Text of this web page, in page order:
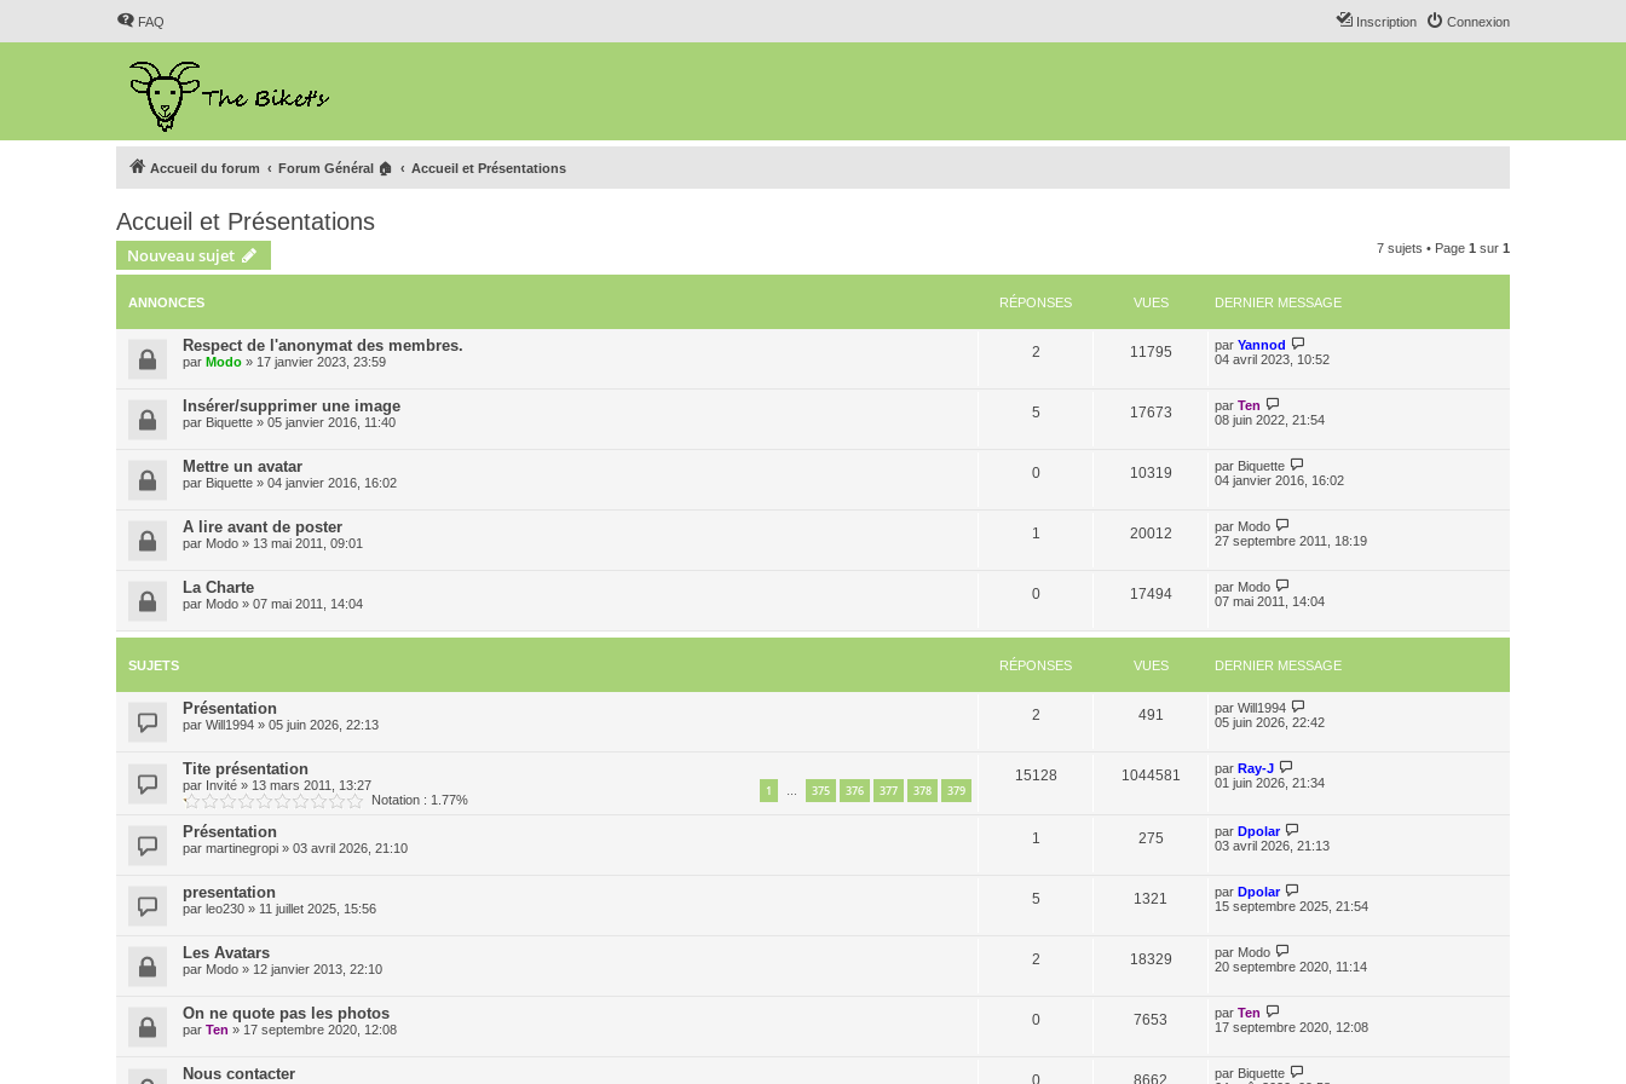
FAQ Connexion
Inscription
Accueil du forum Forum Général 🏠 Accueil et Présentations
Accueil et Présentations
Nouveau sujet 7 sujets • Page 1 sur 1
ANNONCES RÉPONSES VUES DERNIER MESSAGE
Respect de l'anonymat des membres.
par Modo » 17 janvier 2023, 23:59
2 11795 par Yannod
04 avril 2023, 10:52
Insérer/supprimer une image
par Biquette » 05 janvier 2016, 11:40
5 17673 par Ten
08 juin 2022, 21:54
Mettre un avatar
par Biquette » 04 janvier 2016, 16:02
0 10319 par Biquette
04 janvier 2016, 16:02
A lire avant de poster
par Modo » 13 mai 2011, 09:01
1 20012 par Modo
27 septembre 2011, 18:19
La Charte
par Modo » 07 mai 2011, 14:04
0 17494 par Modo
07 mai 2011, 14:04
SUJETS RÉPONSES VUES DERNIER MESSAGE
Présentation
par Will1994 » 05 juin 2026, 22:13
2 491 par Will1994
05 juin 2026, 22:42
Tite présentation
par Invité » 13 mars 2011, 13:27 1 … 375 376 377 378 379
Notation : 1.77%
15128 1044581 par Ray-J
01 juin 2026, 21:34
Présentation
par martinegropi » 03 avril 2026, 21:10
1 275 par Dpolar
03 avril 2026, 21:13
presentation
par leo230 » 11 juillet 2025, 15:56
5 1321 par Dpolar
15 septembre 2025, 21:54
Les Avatars
par Modo » 12 janvier 2013, 22:10
2 18329 par Modo
20 septembre 2020, 11:14
On ne quote pas les photos
par Ten » 17 septembre 2020, 12:08
0 7653 par Ten
17 septembre 2020, 12:08
Nous contacter 0 8662 par Biquette